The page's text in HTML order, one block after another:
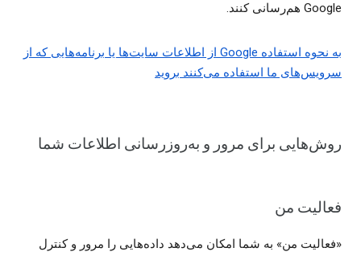
Google هم‌رسانی کنند.
به نحوه استفاده Google از اطلاعات سایت‌ها یا برنامه‌هایی که از
سرویس‌های ما استفاده می‌کنند بروید
روش‌هایی برای مرور و به‌روزرسانی اطلاعات شما
فعالیت من
«فعالیت من» به شما امکان می‌دهد داده‌هایی را مرور و کنترل